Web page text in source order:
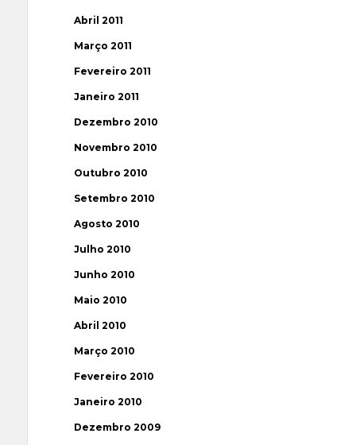
Abril 2011
Março 2011
Fevereiro 2011
Janeiro 2011
Dezembro 2010
Novembro 2010
Outubro 2010
Setembro 2010
Agosto 2010
Julho 2010
Junho 2010
Maio 2010
Abril 2010
Março 2010
Fevereiro 2010
Janeiro 2010
Dezembro 2009